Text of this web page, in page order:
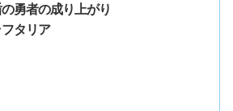
の勇者の成り上がり
タリア